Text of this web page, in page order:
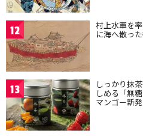
12 村上水軍を
に海へ散っ
13 しっかり抹
しめる「無
マンゴー新